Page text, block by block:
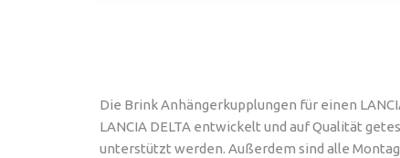
Die Brink Anhängerkupplungen für einen
LANCIA DELTA entwickelt und auf Qualität
unterstützt werden. Außerdem sind alle